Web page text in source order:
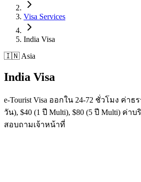
Visa Services
India Visa
🇮🇳 Asia
India Visa
e-Tourist Visa ออกใน 24-72 ชั่วโมง ค่าธ
วัน), $40 (1 ปี Multi), $80 (5 ปี Multi) ค่า
สอบถามเจ้าหน้าที่